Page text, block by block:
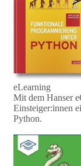
eLearning
Mit dem Hanser
Einsteiger:innen
Python.